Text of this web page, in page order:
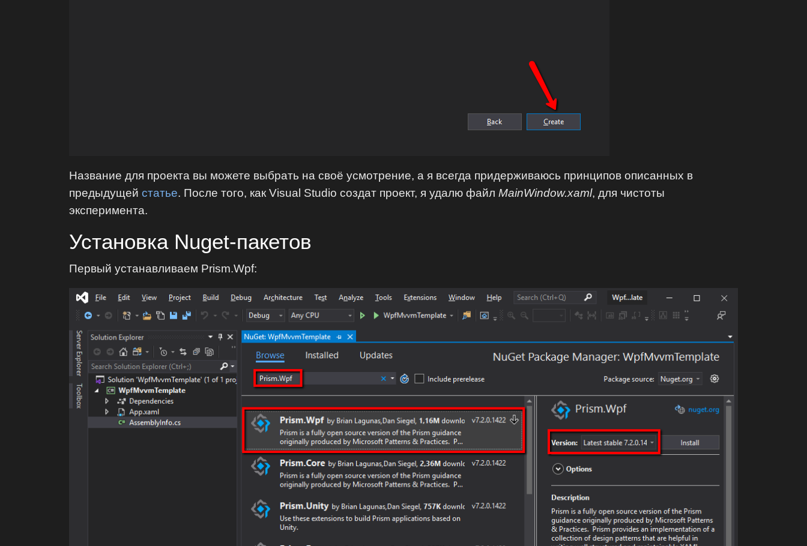
Название для проекта вы можете выбрать на своё усмотрение, а я всегда придерживаюсь принципов описанных в
предыдущейстатье. После того, как Visual Studio создат проект, я удалю файлMainWindow.xaml, для чистоты
эксперимента.
Установка Nuget-пакетов
Первый устанавливаем Prism.Wpf: